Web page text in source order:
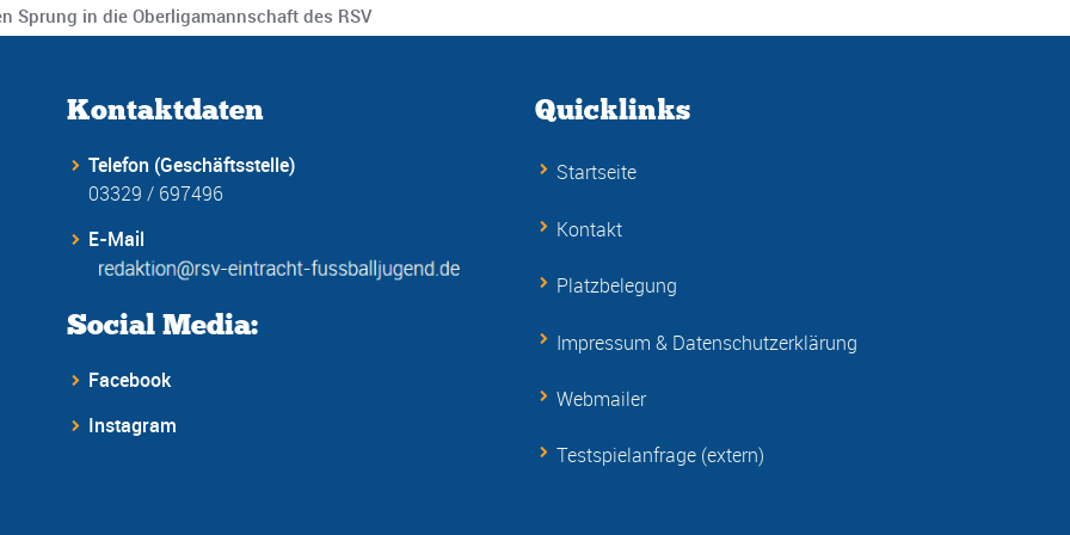
Sprung in die Oberligamannschaft des RSV
Kontaktdaten
Telefon (Geschäftsstelle)
03329 / 697496
E-Mail
Social Media:
Facebook
Instagram
Quicklinks
Startseite
Kontakt
Platzbelegung
Impressum & Datenschutzerklärung
Webmailer
Testspielanfrage (extern)